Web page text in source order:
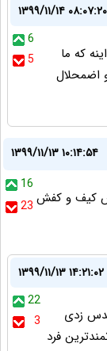
۱۳۹۹/۱۱/۱۴ ۰۸:۰۷:۲۰
6
5
اینه که ما
اضمحلال
۱۳۹۹/۱۱/۱۳ ۱۰:۱۴:۵۴
16
23 کیف و کفش
۱۳۹۹/۱۱/۱۳ ۱۴:۲۱:۰۲
22
3
زدی
فرد